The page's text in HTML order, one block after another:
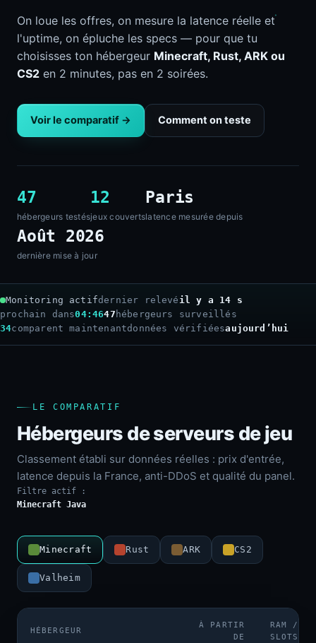
On loue les offres, on mesure la latence réelle et
l'uptime, on épluche les specs — pour que tu
choisisses ton hébergeur Minecraft, Rust, ARK ou
CS2 en 2 minutes, pas en 2 soirées.
Voir le comparatif → Comment on teste
47
hébergeurs testés
12
jeux couverts
Paris
latence mesurée depuis
Août 2026
dernière mise à jour
Monitoring actifdernier relevé il y a 16 s
prochain dans04:4447 hébergeurs surveillés
34comparent maintenantdonnées vérifiéesaujourd’hui
LE COMPARATIF
Hébergeurs de serveurs de jeu
Classement établi sur données réelles : prix d'entrée,
latence depuis la France, anti-DDoS et qualité du panel.
Filtre actif :
Minecraft Java
Minecraft Rust ARK CS2
Valheim
HÉBERGEUR
À PARTIR
DE
RAM /
SLOTS